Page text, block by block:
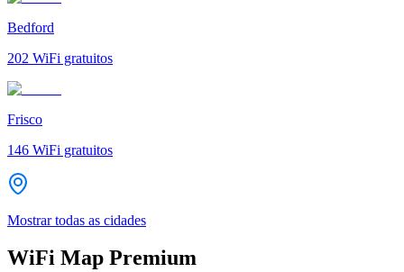
Bedford
202 WiFi gratuitos
Frisco
146 WiFi gratuitos
Mostrar todas as cidades
WiFi Map Premium